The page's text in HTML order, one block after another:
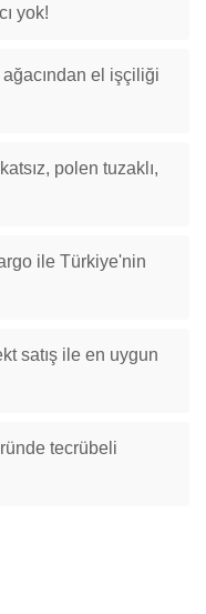
yok!
ağacından el işçiliği
polen tuzaklı,
ile Türkiye'nin
satış ile en uygun
tecrübeli